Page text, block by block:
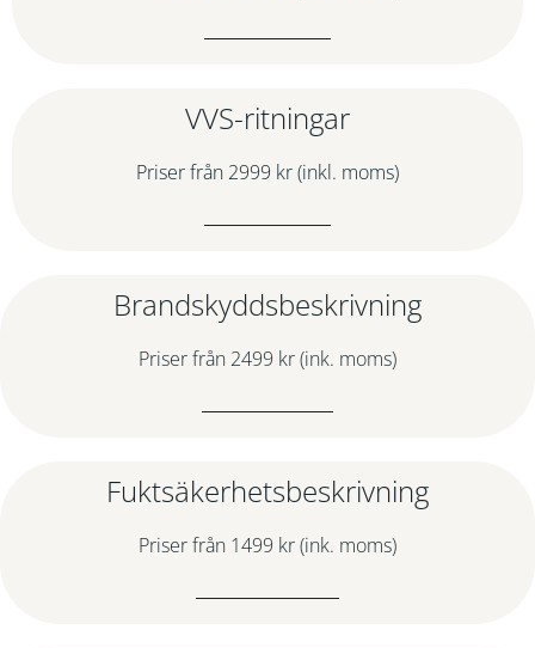
VVS-ritningar
Priser från 2999 kr (inkl. moms)
Brandskyddsbeskrivning
Priser från 2499 kr (ink. moms)
Fuktsäkerhetsbeskrivning
Priser från 1499 kr (ink. moms)